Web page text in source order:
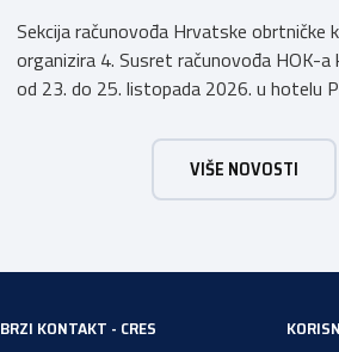
Sekcija računovođa Hrvatske obrtničke
organizira 4. Susret računovođa HOK-a
od 23. do 25. listopada 2026. u hotelu
otvoren u petak, 23. listopada 2026. u
poslijepodnevnim, uz uvodno predavanje
domaćina. Tijekom subote, 24.
VIŠE NOVOSTI
BRZI KONTAKT - CRES